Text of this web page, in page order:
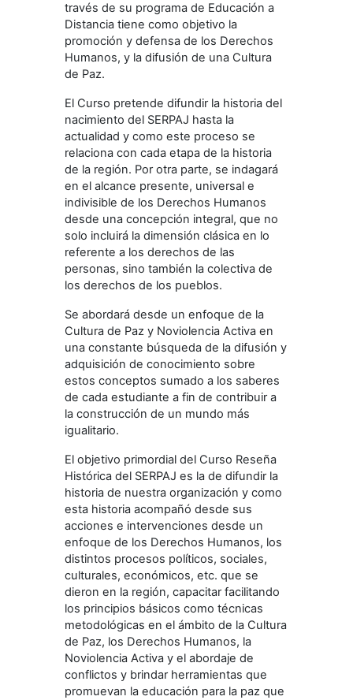
través de su programa de Educación a
Distancia tiene como objetivo la
promoción y defensa de los Derechos
Humanos, y la difusión de una Cultura
de Paz.
El Curso pretende difundir la historia del
nacimiento del SERPAJ hasta la
actualidad y como este proceso se
relaciona con cada etapa de la historia
de la región. Por otra parte, se indagará
en el alcance presente, universal e
indivisible de los Derechos Humanos
desde una concepción integral, que no
solo incluirá la dimensión clásica en lo
referente a los derechos de las
personas, sino también la colectiva de
los derechos de los pueblos.
Se abordará desde un enfoque de la
Cultura de Paz y Noviolencia Activa en
una constante búsqueda de la difusión y
adquisición de conocimiento sobre
estos conceptos sumado a los saberes
de cada estudiante a fin de contribuir a
la construcción de un mundo más
igualitario.
El objetivo primordial del Curso Reseña
Histórica del SERPAJ es la de difundir la
historia de nuestra organización y como
esta historia acompañó desde sus
acciones e intervenciones desde un
enfoque de los Derechos Humanos, los
distintos procesos políticos, sociales,
culturales, económicos, etc. que se
dieron en la región, capacitar facilitando
los principios básicos como técnicas
metodológicas en el ámbito de la Cultura
de Paz, los Derechos Humanos, la
Noviolencia Activa y el abordaje de
conflictos y brindar herramientas que
promuevan la educación para la paz que